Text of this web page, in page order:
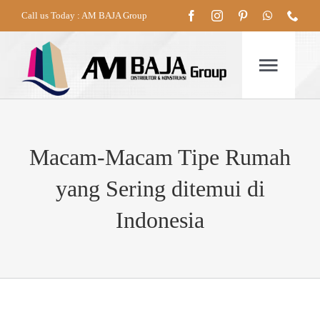
Call us Today : AM BAJA Group
TENTANG
LAYANAN
Macam-Macam Tipe Rumah
yang Sering ditemui di
Indonesia